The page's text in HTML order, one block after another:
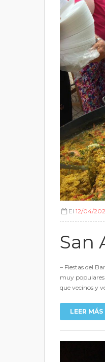
El 12/04/
San
– Fiestas del
muy populares
que vecinos y
LEER MÁS